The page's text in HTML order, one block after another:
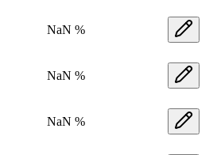
NaN %
NaN %
NaN %